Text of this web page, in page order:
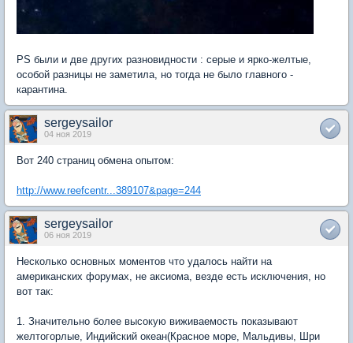
PS были и две других разновидности : серые и ярко-желтые,
особой разницы не заметила, но тогда не было главного -
карантина.
sergeysailor
04 ноя 2019
Вот 240 страниц обмена опытом:
http://www.reefcentr...389107&page=244
sergeysailor
06 ноя 2019
Несколько основных моментов что удалось найти на
американских форумах, не аксиома, везде есть исключения, но
вот так:
1. Значительно более высокую виживаемость показывают
желтогорлые, Индийский океан(Красное море, Мальдивы, Шри